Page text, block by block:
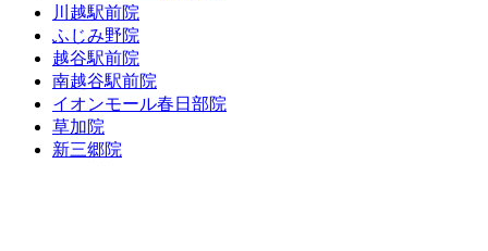
川越駅前院
ふじみ野院
越谷駅前院
南越谷駅前院
イオンモール春日部院
草加院
新三郷院